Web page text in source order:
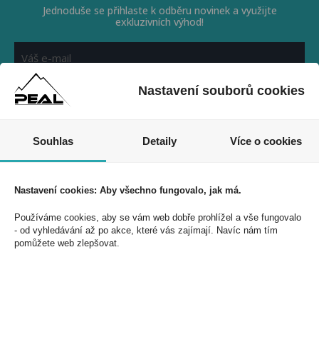
Jednoduše se přihlaste k odběru novinek a využijte
exkluzivních výhod!
PEAL a.s.
U Plynárny 412/101
101 00 Praha 10
Česká republika
Nastavení souborů cookies
Souhlas Detaily Více o cookies
Nastavení cookies: Aby všechno fungovalo, jak má.
Používáme cookies, aby se vám web dobře prohlížel a vše fungovalo
- od vyhledávání až po akce, které vás zajímají. Navíc nám tím
pomůžete web zlepšovat.